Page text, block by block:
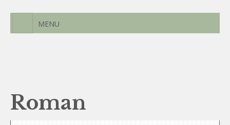
MENU
Roman